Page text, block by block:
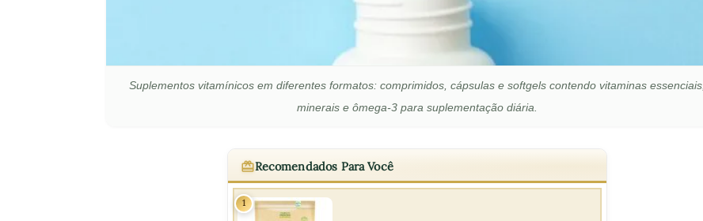
Suplementos vitamínicos em diferentes formatos: comprimidos, cápsulas e softgels contendo vitaminas essenciais,
minerais e ômega-3 para suplementação diária.
Recomendados Para Você
1